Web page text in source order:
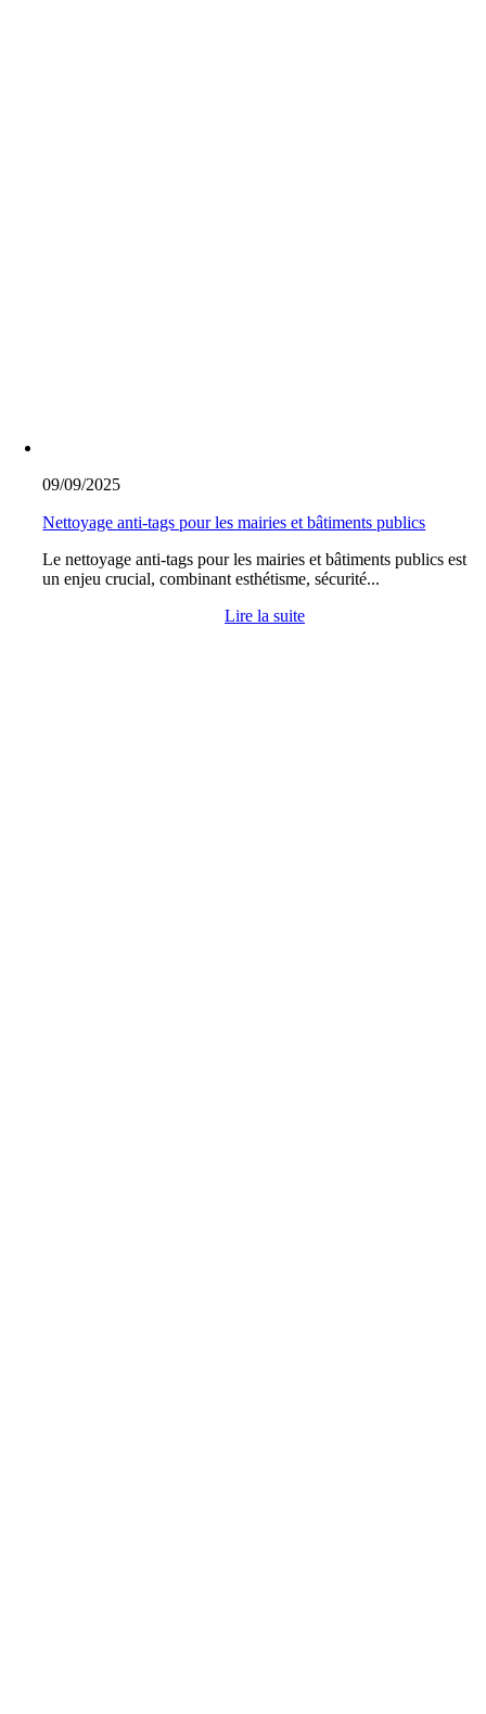
09/09/2025
Nettoyage anti-tags pour les mairies et bâtiments publics
Le nettoyage anti-tags pour les mairies et bâtiments publics est
un enjeu crucial, combinant esthétisme, sécurité...
Lire la suite